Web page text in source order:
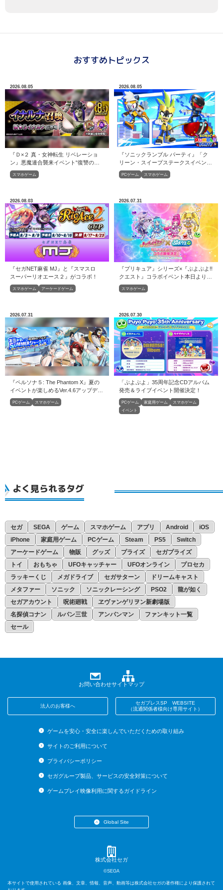
おすすめトピックス
2026.08.05
スマホゲーム
『Ｄ×２ 真・女神転生 リベレーショ
ン』悪魔連合襲来イベント“復讐の巫
女と鎮魂の巫女”開催！開催！
2026.08.05
PCゲーム スマホゲーム
『ソニックランブル パーティ』「ク
リーン・スイープステークスイベン
ト」開催！
2026.08.03
スマホゲーム アーケードゲーム
『セガNET麻雀 MJ』と『スマスロ
スーパーリオエース２』がコラボ！
2026.07.31
スマホゲーム
『プリキュア』シリーズ×『ぷよぷよ!!
クエスト』コラボイベント本日より開
催！
2026.07.31
PCゲーム スマホゲーム
『ペルソナ５: The Phantom X』夏の
イベントが楽しめるVer.4.6アップデー
トを実施
2026.07.30
PCゲーム 家庭用ゲーム
スマホゲーム
イベント
「ぷよぷよ」35周年記念CDアルバム
発売＆ライブイベント開催決定！
よく見られるタグ
セガ SEGA ゲーム スマホゲーム アプリ Android
iOS
iPhone
家庭用ゲーム PCゲーム Steam PS5
Switch
アーケードゲーム
物販 グッズ プライズ
セガプライズ
トイ
おもちゃ UFOキャッチャー UFOオンライン
プロセカ
ラッキーくじ
メガドライブ セガサターン
ドリームキャスト
メタファー
ソニック ソニックレーシング PSO2
龍が如く
セガアカウント
呪術廻戦
ヱヴァンゲリヲン新劇場版
名探偵コナン
ルパン三世 アンパンマン
ファンキット一覧
セール
お問い合わせサイトマップ
法人のお客様へ
セガプレスSP WEBSITE
（流通関係者様向け専用サイト）
ゲームを安心・安全に楽しんでいただくための取り組み
サイトのご利用について
プライバシーポリシー
セガグループ製品、サービスの安全対策について
ゲームプレイ映像利用に関するガイドライン
Global Site
・English (US)
・English (AU)
株式会社セガ
©SEGA
本サイトで使用されている 画像、文章、情報、音声、動画等は株式会社セガの著作権により保護されて